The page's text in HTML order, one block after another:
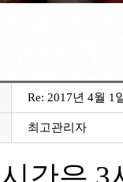
Re: 2017년 4월 1
최고관리자